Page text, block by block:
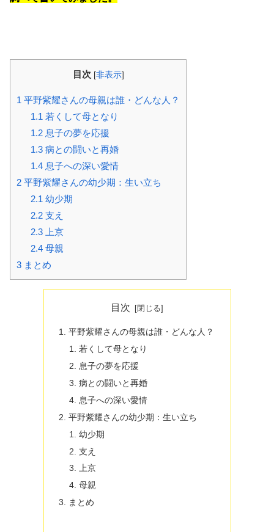
目次 [非表示]
1 平野紫耀さんの母親は誰・どんな人？
1.1 若くして母となり
1.2息子の夢を応援
1.3病との闘いと再婚
1.4息子への深い愛情
2 平野紫耀さんの幼少期：生い立ち
2.1 幼少期
2.2支え
2.3上京
2.4母親
3 まとめ
目次
平野紫耀さんの母親は誰・どんな人？
若くして母となり
息子の夢を応援
病との闘いと再婚
息子への深い愛情
平野紫耀さんの幼少期：生い立ち
幼少期
支え
上京
母親
まとめ